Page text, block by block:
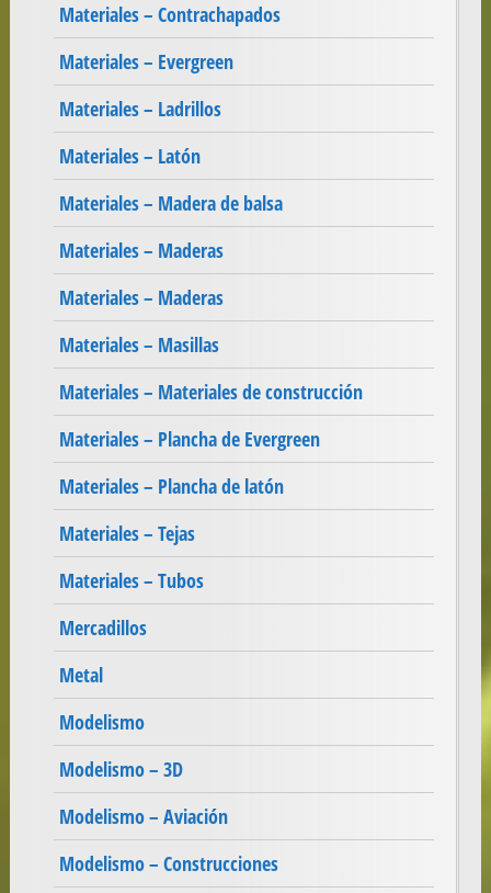
Materiales – Contrachapados
Materiales – Evergreen
Materiales – Ladrillos
Materiales – Latón
Materiales – Madera de balsa
Materiales – Maderas
Materiales – Maderas
Materiales – Masillas
Materiales – Materiales de construcción
Materiales – Plancha de Evergreen
Materiales – Plancha de latón
Materiales – Tejas
Materiales – Tubos
Mercadillos
Metal
Modelismo
Modelismo – 3D
Modelismo – Aviación
Modelismo – Construcciones